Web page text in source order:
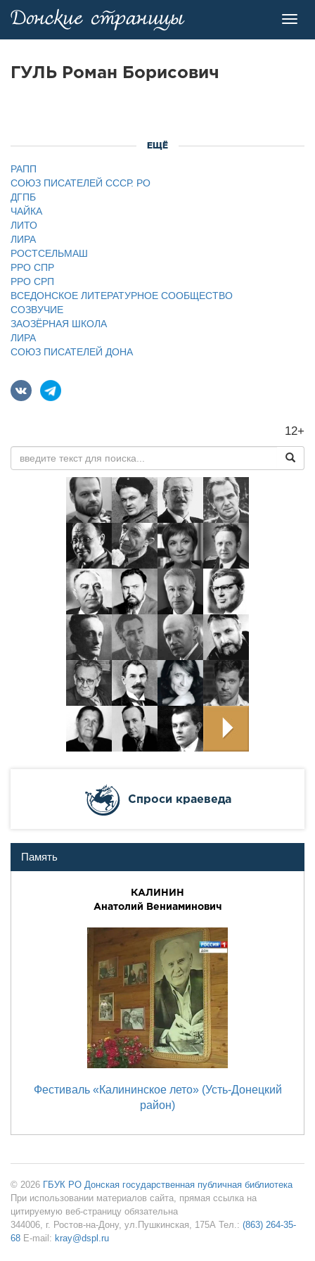
ГУЛЬ Роман Борисович
ЕЩЁ
РАПП
СОЮЗ ПИСАТЕЛЕЙ СССР. РО
ДГПБ
ЧАЙКА
ЛИТО
ЛИРА
РОСТСЕЛЬМАШ
РРО СПР
РРО СРП
ВСЕДОНСКОЕ ЛИТЕРАТУРНОЕ СООБЩЕСТВО
СОЗВУЧИЕ
ЗАОЗЁРНАЯ ШКОЛА
ЛИРА
СОЮЗ ПИСАТЕЛЕЙ ДОНА
12+
Cпроси краеведа
Память
КАЛИНИН
Анатолий Вениаминович
Фестиваль «Калининское лето» (Усть-Донецкий
район)
© 2026 ГБУК РО Донская государственная публичная библиотека
При использовании материалов сайта, прямая ссылка на
цитируемую веб-страницу обязательна
344006, г. Ростов-на-Дону, ул.Пушкинская, 175А Тел.: (863) 264-35-
68 E-mail: kray@dspl.ru